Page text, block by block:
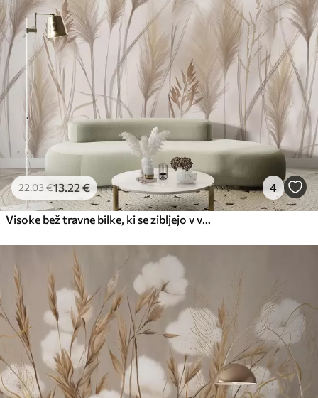
Premium vinil
65 .00 .00€
Peel and Stick
81.67 49.00€/m²
22.03€13 .22 € 4